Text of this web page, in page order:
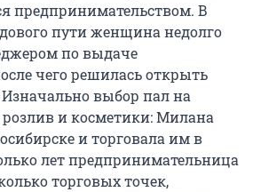
предпринимательством. В
пути женщина недолго
по выдаче
чего решилась открыть
Изначально выбор пал на
и косметики: Милана
и торговала им в
лет предпринимательница
торговых точек,